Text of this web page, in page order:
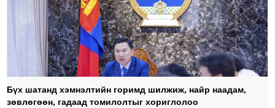
Бүх шатанд хэмнэлтийн горимд шилжиж, найр наадам,
зөвлөгөөн, гадаад томилолтыг хориглолоо